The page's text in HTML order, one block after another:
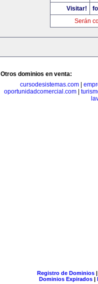
Visitar!
Serán
Otros dominios en venta:
cursodesistemas.com
oportunidadcomercial.com
Registro de Dominios|
Dominios Expirados |